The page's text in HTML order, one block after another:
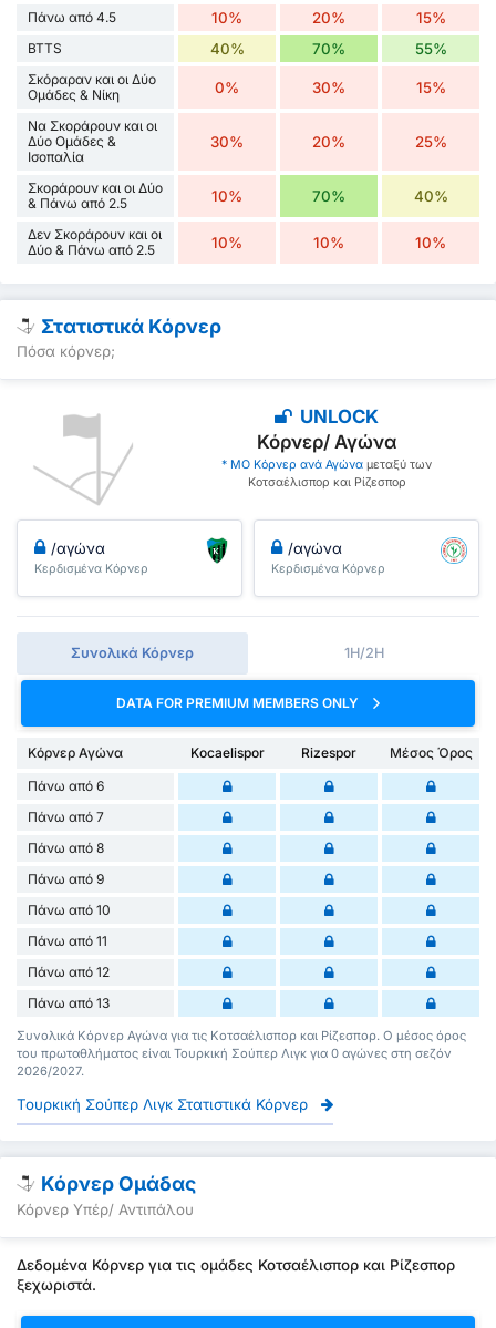
Πάνω από 4.5 10% 20% 15%
BTTS 40% 70% 55%
Σκόραραν και οι Δύο
Ομάδες & Νίκη
0% 30% 15%
Να Σκοράρουν και οι
Δύο Ομάδες &
Ισοπαλία
30% 20% 25%
Σκοράρουν και οι Δύο
& Πάνω από 2.5
10% 70% 40%
Δεν Σκοράρουν και οι
Δύο & Πάνω από 2.5
10% 10% 10%
Στατιστικά Κόρνερ
Πόσα κόρνερ;
UNLOCK
Κόρνερ/ Αγώνα
* ΜΟ Κόρνερ ανά Αγώναμεταξύ των
Κοτσαέλισπορ και Ρίζεσπορ
/αγώνα
Κερδισμένα Κόρνερ
/αγώνα
Κερδισμένα Κόρνερ
Συνολικά Κόρνερ 1H/2H
DATA FOR PREMIUM MEMBERS ONLY
Κόρνερ Αγώνα Kocaelispor Rizespor
Μέσος Όρος
Πάνω από 6
Πάνω από 7
Πάνω από 8
Πάνω από 9
Πάνω από 10
Πάνω από 11
Πάνω από 12
Πάνω από 13
Συνολικά Κόρνερ Αγώνα για τις Κοτσαέλισπορ και Ρίζεσπορ. Ο μέσος όρος
του πρωταθλήματος είναι Τουρκική Σούπερ Λιγκ για 0 αγώνες στη σεζόν
2026/2027.
Τουρκική Σούπερ Λιγκ Στατιστικά Κόρνερ
Κόρνερ Ομάδας
Κόρνερ Υπέρ/ Αντιπάλου
Δεδομένα Κόρνερ για τις ομάδες Κοτσαέλισπορ και Ρίζεσπορ
ξεχωριστά.